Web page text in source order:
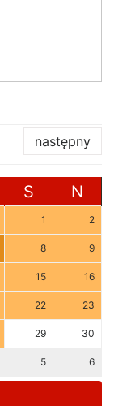
następny
S N
1 2
8 9
15 16
22 23
29 30
5 6